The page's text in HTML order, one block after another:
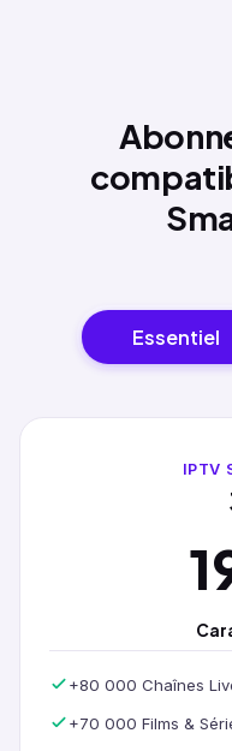
Essentiel
IPTV
+80 000 Chaînes
+70 000 Films &